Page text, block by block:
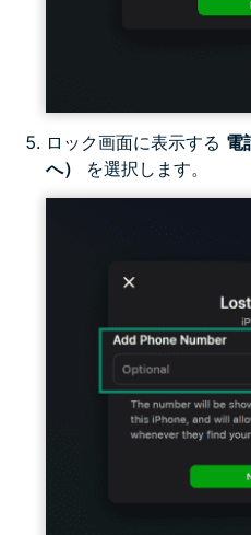
ロック画面に表示する 電
へ）
を選択します。